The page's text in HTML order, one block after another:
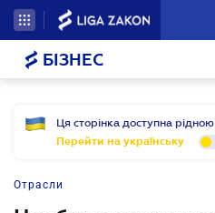
БІЗНЕС
Ця сторінка доступна
Перейти на українську
Отрасли